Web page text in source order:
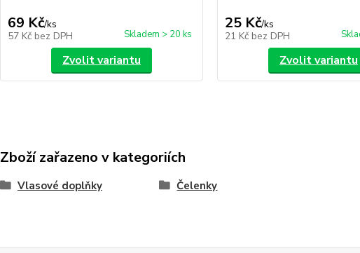
69 Kč/ks
57 Kč bez DPH Skladem > 20 ks
Zvolit variantu
25 Kč/ks
21 Kč bez DPH
Zvolit variantu
Zboží zařazeno v kategoriích
Vlasové doplňky Čelenky